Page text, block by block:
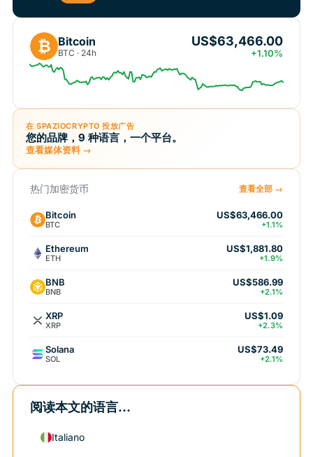
₿ Bitcoin
BTC · 24h
US$63,466.00
+1.10%
在 SPAZIOCRYPTO 投放广告
您的品牌，9 种语言，一个平台。
查看媒体资料 →
热门加密货币 查看全部 →
Bitcoin
BTC
US$63,466.00
+1.1%
Ethereum
ETH
US$1,881.80
+1.9%
BNB
BNB
US$586.99
+2.1%
XRP
XRP
US$1.09
+2.3%
Solana
SOL
US$73.49
+2.1%
阅读本文的语言...
Italiano